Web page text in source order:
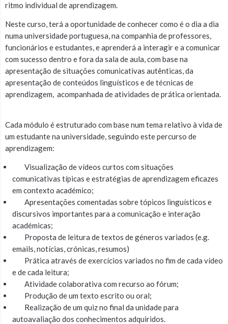
ritmo individual de aprendizagem.
Neste curso, terá a oportunidade de conhecer como é o dia a dia
numa universidade portuguesa, na companhia de professores,
funcionários e estudantes, e aprenderá a interagir e a comunicar
com sucesso dentro e fora da sala de aula, com base na
apresentação de situações comunicativas autênticas, da
apresentação de conteúdos linguísticos e de técnicas de
aprendizagem, acompanhada de atividades de prática orientada.
Cada módulo é estruturado com base num tema relativo à vida de
um estudante na universidade, seguindo este percurso de
aprendizagem:
Visualização de vídeos curtos com situações
comunicativas típicas e estratégias de aprendizagem eficazes
em contexto académico;
Apresentações comentadas sobre tópicos linguísticos e
discursivos importantes para a comunicação e interação
académicas;
Proposta de leitura de textos de géneros variados (e.g.
emails, notícias, crónicas, resumos)
Prática através de exercícios variados no fim de cada vídeo
e de cada leitura;
Atividade colaborativa com recurso ao fórum;
Produção de um texto escrito ou oral;
Realização de um quiz no final da unidade para
autoavaliação dos conhecimentos adquiridos.